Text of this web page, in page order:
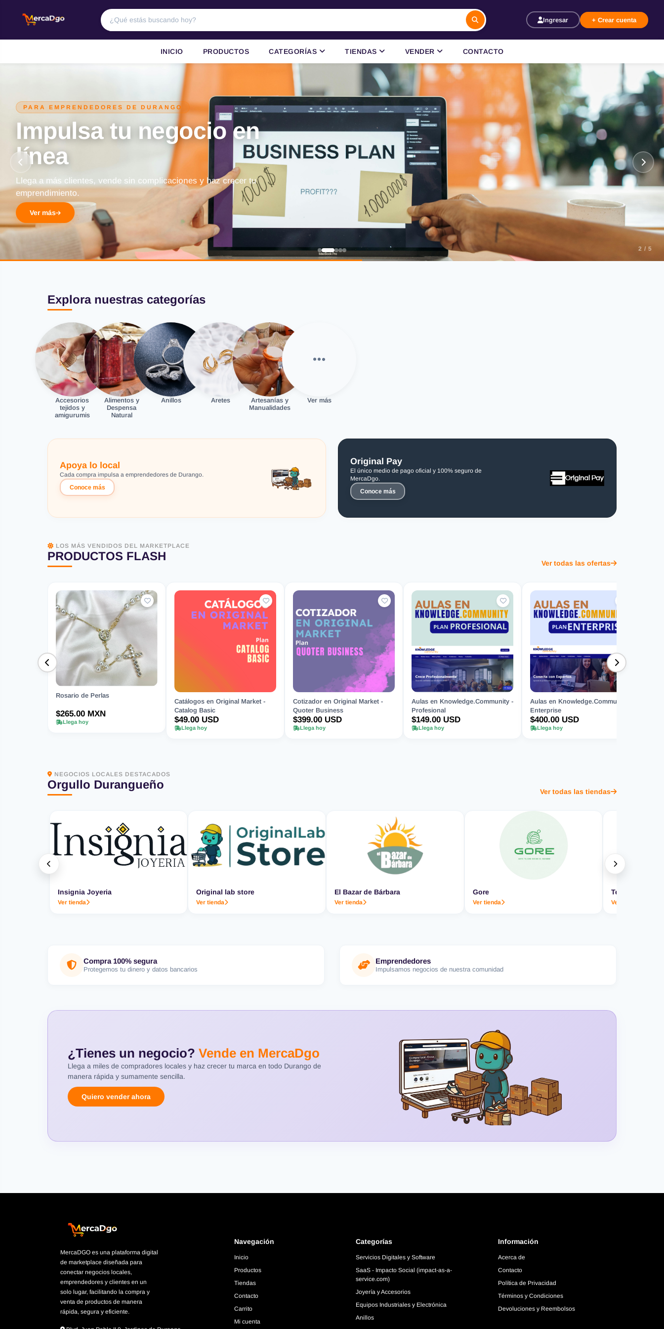
Ingresar + Crear cuenta
INICIO PRODUCTOS CATEGORÍAS TIENDAS VENDER CONTACTO
PARA EMPRENDEDORES DE DURANGO
Impulsa tu negocio en
línea
Llega a más clientes, vende sin complicaciones y haz crecer tu
emprendimiento.
Ver más
2 / 5
Explora nuestras categorías
Accesorios
tejidos y
amigurumis
Alimentos y
Despensa
Natural
Anillos Aretes
Artesanías y
Manualidades
Ver más
Apoya lo local
Cada compra impulsa a emprendedores de Durango.
Conoce más
Original Pay
El único medio de pago oficial y 100% seguro de
MercaDgo.
Conoce más
LOS MÁS VENDIDOS DEL MARKETPLACE
PRODUCTOS FLASH
Ver todas las ofertas
Rosario de Perlas
$265.00 MXN
Llega hoy
Catálogos en Original Market -
Catalog Basic
$49.00 USD
Llega hoy
Cotizador en Original Market -
Quoter Business
$399.00 USD
Llega hoy
Aulas en Knowledge.Community -
Profesional
$149.00 USD
Llega hoy
Aulas en Knowledge.Community -
Enterprise
$400.00 USD
Llega hoy
NEGOCIOS LOCALES DESTACADOS
Orgullo Durangueño
Ver todas las tiendas
Insignia Joyeria
Ver tienda
Original lab store
Ver tienda
El Bazar de Bárbara
Ver tienda
Gore
Ver tienda
Termo & Co.
Ver tienda
Compra 100% segura
Protegemos tu dinero y datos bancarios
Emprendedores
Impulsamos negocios de nuestra comunidad
¿Tienes un negocio? Vende en MercaDgo
Llega a miles de compradores locales y haz crecer tu marca en todo Durango de
manera rápida y sumamente sencilla.
Quiero vender ahora
MercaDGO es una plataforma digital
de marketplace diseñada para
conectar negocios locales,
emprendedores y clientes en un
solo lugar, facilitando la compra y
venta de productos de manera
rápida, segura y eficiente.
Navegación
Inicio
Productos
Tiendas
Contacto
Carrito
Mi cuenta
Categorías
Servicios Digitales y Software
SaaS - Impacto Social (impact-as-a-
service.com)
Joyería y Accesorios
Equipos Industriales y Electrónica
Anillos
Información
Acerca de
Contacto
Política de Privacidad
Términos y Condiciones
Devoluciones y Reembolsos